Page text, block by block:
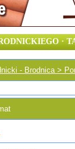
·
- Brodnica >